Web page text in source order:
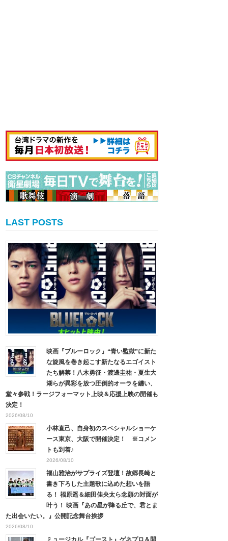
LAST POSTS
映画『ブルーロック』“青い監獄”に新た
な旋風を巻き起こす新たなるエゴイスト
たち解禁！八木勇征・渡邊圭祐・夏生大
湖らが異彩を放つ圧倒的オーラを纏い、
堂々参戦！ラージフォーマット上映＆応援上映の開催も
決定！
2026/08/10
小林直己、自身初のスペシャルショーケ
ース東京、大阪で開催決定！ ※コメン
トも到着♪
2026/08/10
福山雅治がサプライズ登壇！故郷長崎と
書き下ろした主題歌に込めた想いを語
る！ 福原遥＆細田佳央太ら念願の対面が
叶う！ 映画『あの星が降る丘で、君とま
た出会いたい。』公開記念舞台挨拶
2026/08/10
ミュージカル『ゴースト』ゲネプロ＆開